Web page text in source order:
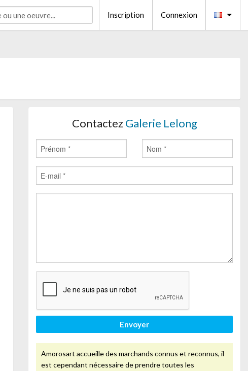
Inscription Connexion
Contactez Galerie Lelong
Envoyer
Amorosart accueille des marchands connus et reconnus, il
est cependant nécessaire de prendre toutes les